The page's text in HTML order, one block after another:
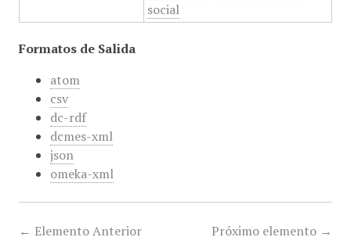
social
Formatos de Salida
atom
csv
dc-rdf
dcmes-xml
json
omeka-xml
← Elemento Anterior Próximo elemento →